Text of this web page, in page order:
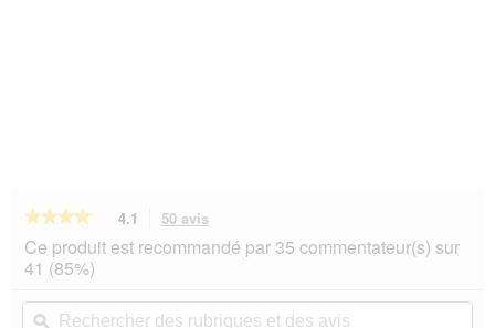
★★★★★
★★★★★
sur
5
les
4.1 50 avis
action
vous
vers
les
Ce produit est recommandé par 35 commentateur(s) sur
41 (85%)
Rechercher
des
ϙ